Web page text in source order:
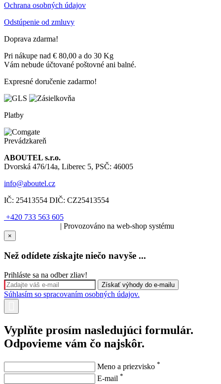
Ochrana osobných údajov
Odstúpenie od zmluvy
Doprava zdarma!
Pri nákupe nad € 80,00 a do 30 Kg
Vám nebude účtované poštovné ani balné.
Expresné doručenie zadarmo!
Platby
Prevádzkareň
ABOUTEL s.r.o.
Dvorská 476/14a, Liberec 5, PSČ: 46005
info@aboutel.cz
IČ: 25413554 DIČ: CZ25413554
+420 733 563 605
| Provozováno na web-shop systému
×
Než odídete získajte niečo navyše ...
Prihláste sa na odber zliav!
Súhlasím so spracovaním osobných údajov.
Vyplňte prosím nasledujúci formulár.
Odpovieme vám čo najskôr.
Meno a priezvisko *
E-mail *